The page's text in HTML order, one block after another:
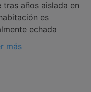
tras años aislada en
es
echada
más